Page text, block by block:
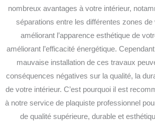
nombreux avantages à votre intérieur,
séparations entre les différentes zones
améliorant l’apparence esthétique de
améliorant l’efficacité énergétique.
mauvaise installation de ces travaux
conséquences négatives sur la qualité, la
de votre intérieur. C’est pourquoi il est
à notre service de plaquiste professionnel
de qualité supérieure, durable et